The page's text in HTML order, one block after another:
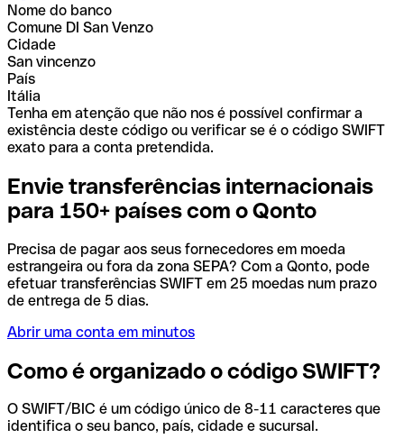
Nome do banco
Comune DI San Venzo
Cidade
San vincenzo
País
Itália
Tenha em atenção que não nos é possível confirmar a
existência deste código ou verificar se é o código SWIFT
exato para a conta pretendida.
Envie transferências internacionais
para 150+ países com o Qonto
Precisa de pagar aos seus fornecedores em moeda
estrangeira ou fora da zona SEPA? Com a Qonto, pode
efetuar transferências SWIFT em 25 moedas num prazo
de entrega de 5 dias.
Abrir uma conta em minutos
Como é organizado o código SWIFT?
O SWIFT/BIC é um código único de 8-11 caracteres que
identifica o seu banco, país, cidade e sucursal.